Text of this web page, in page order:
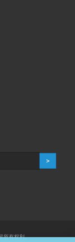
>
所有权利。